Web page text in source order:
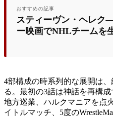
おすすめの記事
スティーヴン・ヘレ
ー映画でNHLチームを
4部構成の時系列的な展開は
る。最初の3話は神話を再構
地方巡業、ハルクマニアを点
イトルマッチ、5度の